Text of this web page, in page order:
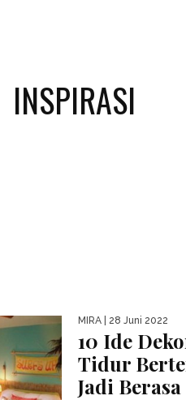
INSPIRASI
MIRA | 28 Juni 2022
10 Ide
Tidur
Jadi